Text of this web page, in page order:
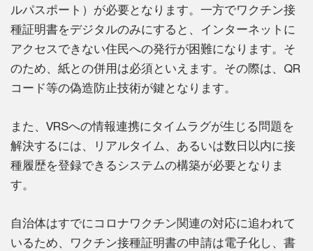
ルパスポート）が必要となります。一方でワクチン接
種証明書をデジタルのみにすると、インターネットに
アクセスできない住民への発行が困難になります。そ
のため、紙との併用は必須といえます。その際は、QR
コード等の偽造防止技術が鍵となります。
また、VRSへの情報連携にタイムラグが生じる問題を
解決するには、リアルタイム、あるいは数日以内に接
種履歴を登録できるシステムの構築が必要となりま
す。
自治体はすでにコロナワクチン関連の対応に追われて
いるため、ワクチン接種証明書の申請は電子化し、書